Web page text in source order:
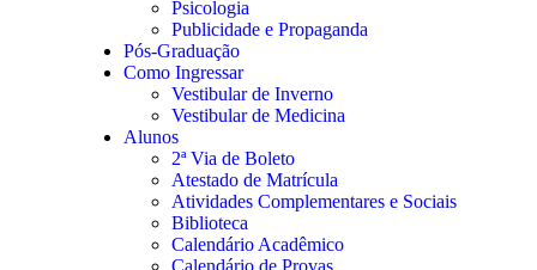
Psicologia
Publicidade e Propaganda
Pós-Graduação
Como Ingressar
Vestibular de Inverno
Vestibular de Medicina
Alunos
2ª Via de Boleto
Atestado de Matrícula
Atividades Complementares e Sociais
Biblioteca
Calendário Acadêmico